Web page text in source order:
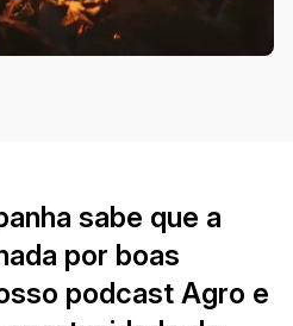
sabe que a
por boas
podcast Agro e